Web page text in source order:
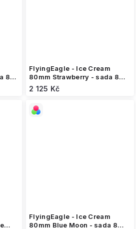
8
FlyingEagle - Ice Cream
80mm Strawberry - sada 8
inline koleček
2 125 Kč
FlyingEagle - Ice Cream
80mm Blue Moon - sada 8